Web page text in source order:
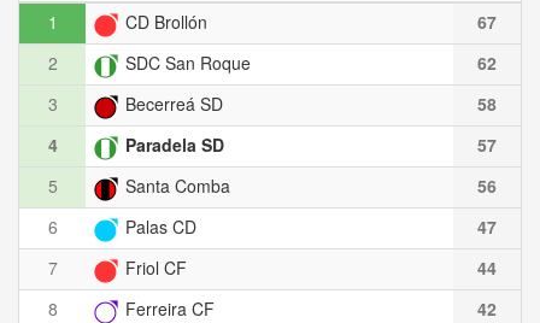
1
CD Brollón
67
2
SDC San Roque
62
3
Becerreá SD
58
4
Paradela SD
57
5
Santa Comba
56
6
Palas CD
47
7
Friol CF
44
8
Ferreira CF
42